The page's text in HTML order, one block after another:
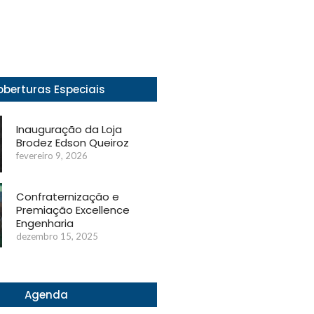
Especiais
Inauguração da Loja
Brodez Edson Queiroz
fevereiro 9, 2026
Confraternização e
Premiação Excellence
Engenharia
dezembro 15, 2025
Agenda